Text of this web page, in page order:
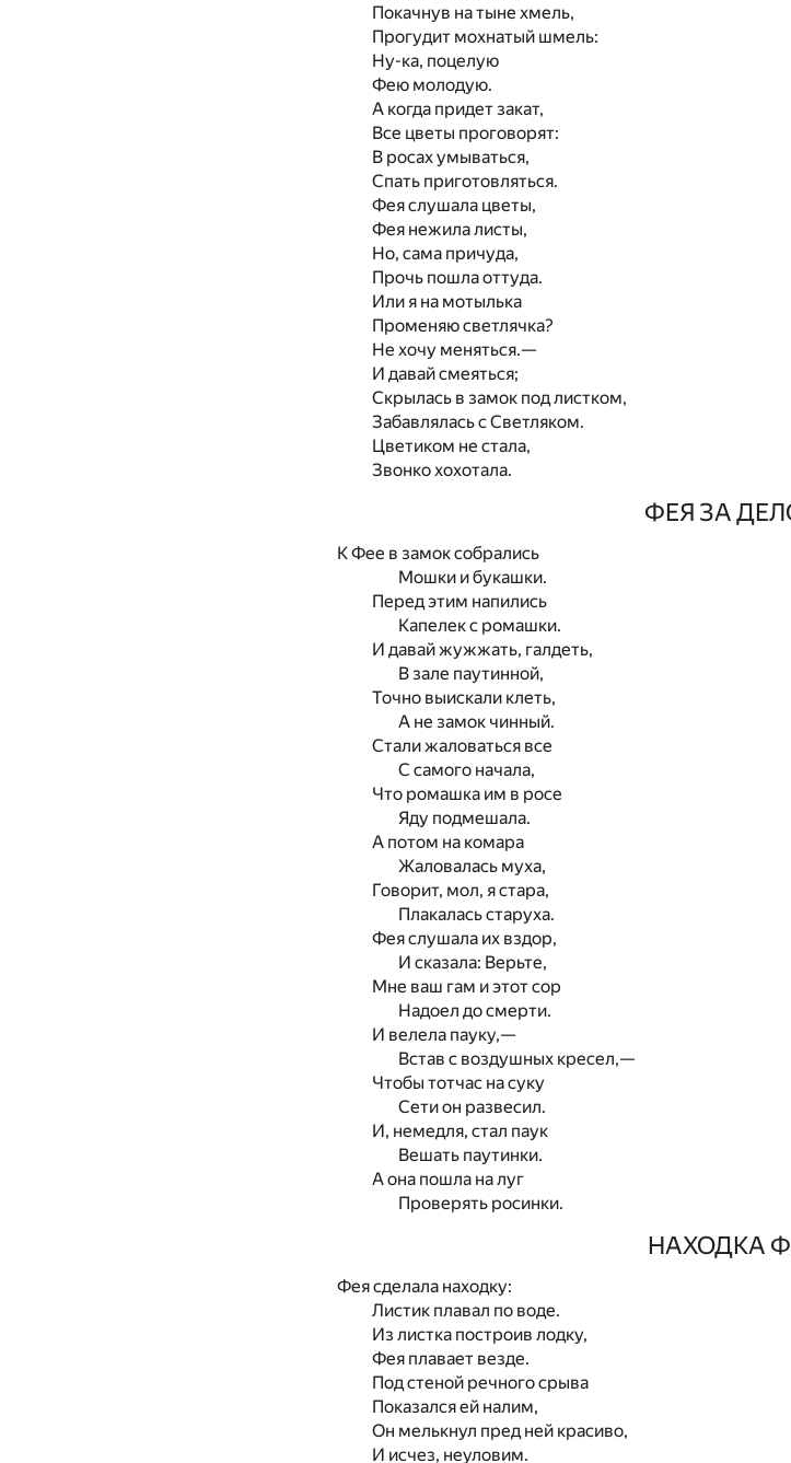
Покачнув на тыне хмель,
Прогудит мохнатый шмель:
Ну-ка, поцелую
Фею молодую.
А когда придет закат,
Все цветы проговорят:
В росах умываться,
Спать приготовляться.
Фея слушала цветы,
Фея нежила листы,
Но, сама причуда,
Прочь пошла оттуда.
Или я на мотылька
Променяю светлячка?
Не хочу меняться.—
И давай смеяться;
Скрылась в замок под листком,
Забавлялась с Светляком.
Цветиком не стала,
Звонко хохотала.
ФЕЯ ЗА
К Фее в замок собрались
Мошки и букашки.
Перед этим напились
Капелек с ромашки.
И давай жужжать, галдеть,
В зале паутинной,
Точно выискали клеть,
А не замок чинный.
Стали жаловаться все
С самого начала,
Что ромашка им в росе
Яду подмешала.
А потом на комара
Жаловалась муха,
Говорит, мол, я стара,
Плакалась старуха.
Фея слушала их вздор,
И сказала: Верьте,
Мне ваш гам и этот сор
Надоел до смерти.
И велела пауку,—
Встав с воздушных кресел,—
Чтобы тотчас на суку
Сети он развесил.
И, немедля, стал паук
Вешать паутинки.
А она пошла на луг
Проверять росинки.
НАХОДКА
Фея сделала находку:
Листик плавал по воде.
Из листка построив лодку,
Фея плавает везде.
Под стеной речного срыва
Показался ей налим,
Он мелькнул пред ней красиво,
И исчез, неуловим.